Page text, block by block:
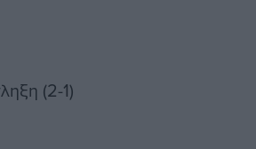
(2-1)